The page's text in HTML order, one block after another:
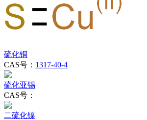
硫化铜
CAS号： 1317-40-4
硫化亚锡
CAS号：
二硫化镍